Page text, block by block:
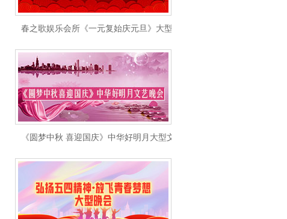
春之歌娱乐会所《一元复始庆元旦》大型文艺晚会
《圆梦中秋 喜迎国庆》中华好明月大型文艺晚会